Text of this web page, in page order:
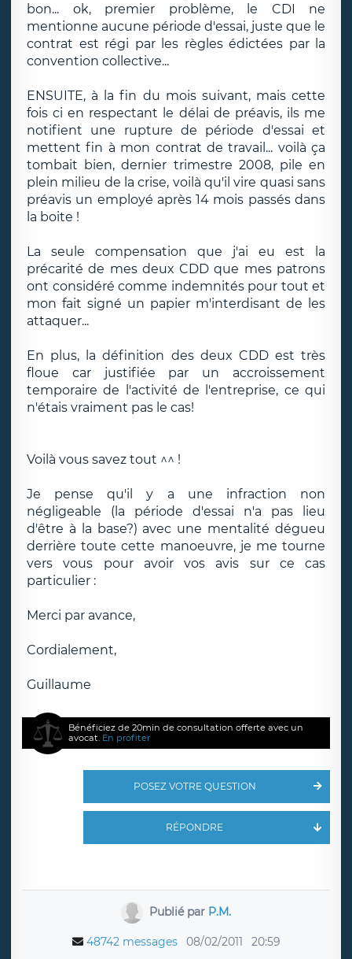
bon... ok, premier problème, le CDI ne
mentionne aucune période d'essai, juste que le
contrat est régi par les règles édictées par la
convention collective...
ENSUITE, à la fin du mois suivant, mais cette
fois ci en respectant le délai de préavis, ils me
notifient une rupture de période d'essai et
mettent fin à mon contrat de travail... voilà ça
tombait bien, dernier trimestre 2008, pile en
plein milieu de la crise, voilà qu'il vire quasi sans
préavis un employé après 14 mois passés dans
la boite !
La seule compensation que j'ai eu est la
précarité de mes deux CDD que mes patrons
ont considéré comme indemnités pour tout et
mon fait signé un papier m'interdisant de les
attaquer...
En plus, la définition des deux CDD est très
floue car justifiée par un accroissement
temporaire de l'activité de l'entreprise, ce qui
n'étais vraiment pas le cas!
Voilà vous savez tout ^^ !
Je pense qu'il y a une infraction non
négligeable (la période d'essai n'a pas lieu
d'être à la base?) avec une mentalité dégueu
derrière toute cette manoeuvre, je me tourne
vers vous pour avoir vos avis sur ce cas
particulier :
Merci par avance,
Cordialement,
Guillaume
Bénéficiez de 20min de consultation offerte avec un
avocat. En profiter
POSEZ VOTRE QUESTION
RÉPONDRE
Publié par P.M.
48742 messages 08/02/2011 20:59